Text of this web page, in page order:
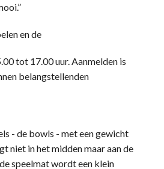
en de
tot 17.00 uur. Aanmelden is
belangstellenden
- de bowls - met een gewicht
niet in het midden maar aan de
speelmat wordt een klein